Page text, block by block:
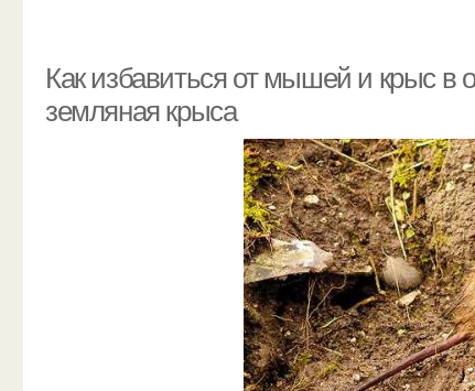
Как избавиться от мышей и крыс в
земляная крыса